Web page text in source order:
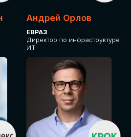
Андрей Орлов
ЕВРАЗ
Директор по инфраструктуре
ИТ